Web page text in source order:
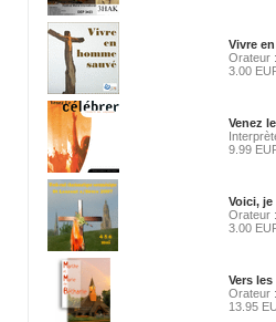
Vivre
Orateur
3.00
Venez
9.99
Voici,
Orateur
3.00
Vers
Orateur
13.95